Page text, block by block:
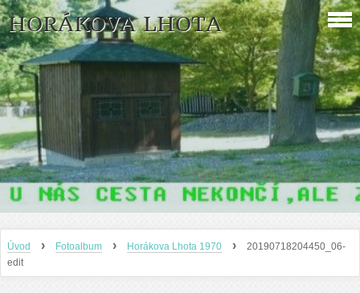
HORÁKOVA LHOTA
Úvod › Fotoalbum › Horákova Lhota 1970 ›
20190718204450_06-
edit